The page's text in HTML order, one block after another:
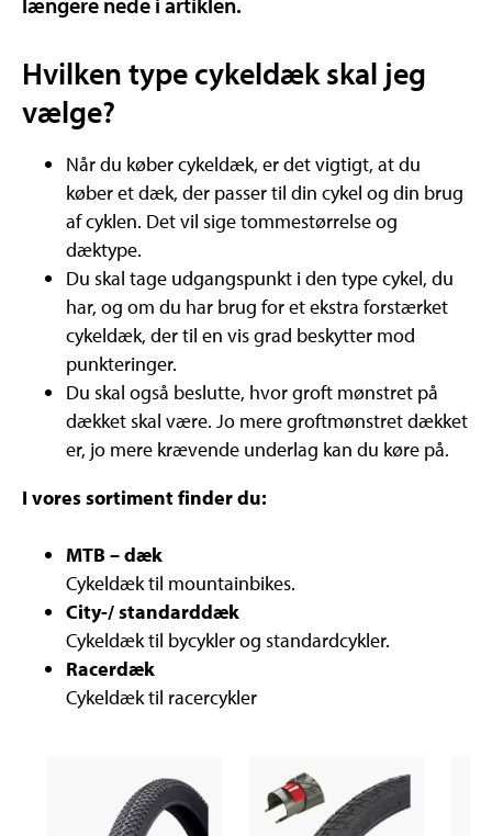
Hvilken type cykeldæk skal jeg
vælge?
Når du køber cykeldæk, er det vigtigt, at du
køber et dæk, der passer til din cykel og din brug
af cyklen. Det vil sige tommestørrelse og
dæktype.
Du skal tage udgangspunkt i den type cykel, du
har, og om du har brug for et ekstra forstærket
cykeldæk, der til en vis grad beskytter mod
punkteringer.
Du skal også beslutte, hvor groft mønstret på
dækket skal være. Jo mere groftmønstret dækket
er, jo mere krævende underlag kan du køre på.
I vores sortiment finder du:
MTB – dæk
Cykeldæk til mountainbikes.
City-/ standarddæk
Cykeldæk til bycykler og standardcykler.
Racerdæk
Cykeldæk til racercykler